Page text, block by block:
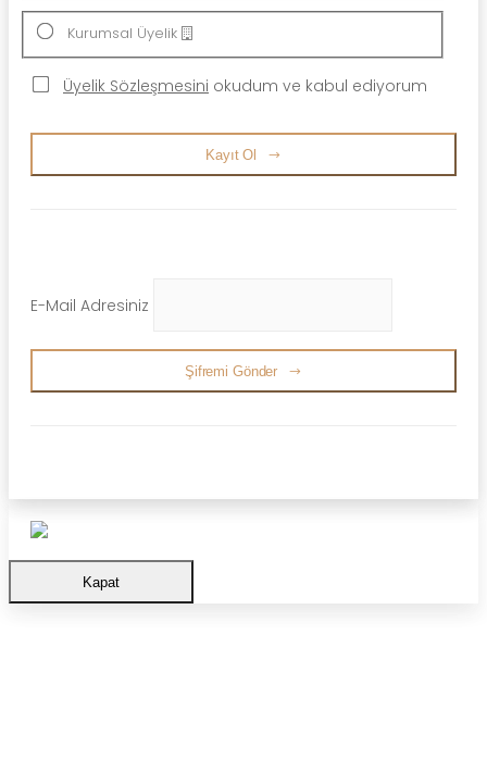
Kurumsal Üyelik
Üyelik Sözleşmesini okudum ve kabul ediyorum
Kayıt Ol
E-Mail Adresiniz
Şifremi Gönder
Kapat